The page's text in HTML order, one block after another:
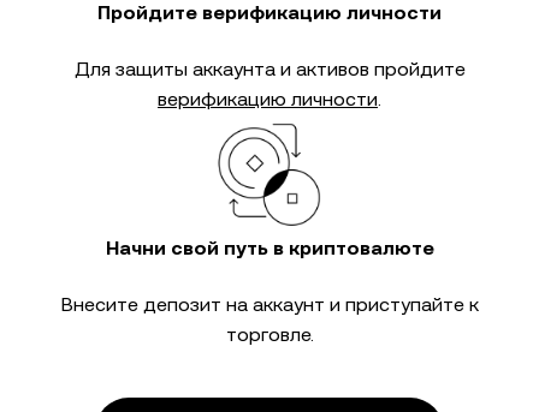
Пройдите верификацию личности
Для защиты аккаунта и активов пройдите
верификацию личности.
Начни свой путь в криптовалюте
Внесите депозит на аккаунт и приступайте к
торговле.